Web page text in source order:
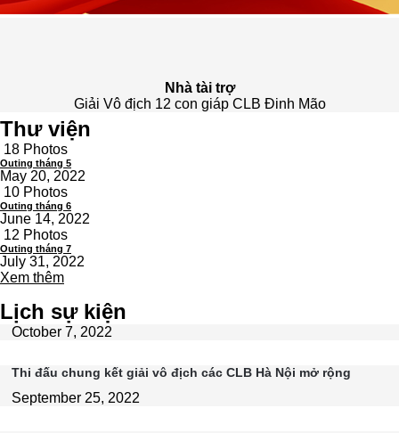
Nhà tài trợ
Giải Vô địch 12 con giáp CLB Đinh Mão
Thư viện
18 Photos
Outing tháng 5
May 20, 2022
10 Photos
Outing tháng 6
June 14, 2022
12 Photos
Outing tháng 7
July 31, 2022
Xem thêm
Lịch sự kiện
October 7, 2022
Thi đấu chung kết giải vô địch các CLB Hà Nội mở rộng
September 25, 2022